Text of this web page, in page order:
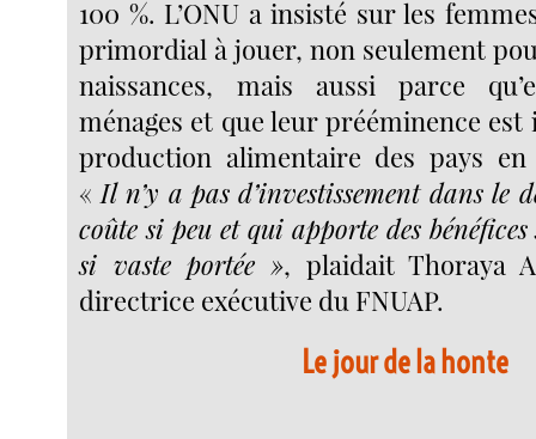
100 %. L’ONU a insisté sur les
primordial à jouer, non seulement
naissances, mais aussi parce
ménages et que leur prééminence est
production alimentaire des pays en
«Il n’y a pas d’investissement dans le
coûte si peu et qui apporte des
si vaste portée », plaidait Thoraya
directrice exécutive du FNUAP.
Le jour de la honte